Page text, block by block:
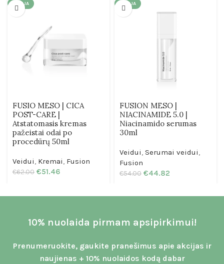
AKCIJA
FUSIO MESO | CICA
POST-CARE |
Atstatomasis kremas
pažeistai odai po
procedūrų 50ml
Veidui, Kremai, Fusion
€62.00 €51.46
AKCIJA
FUSION MESO |
NIACINAMIDE 5.0 |
Niacinamido serumas
30ml
Veidui, Serumai veidui,
Fusion
€54.00 €44.82
10% nuolaida pirmam apsipirkimui!
Prenumeruokite, gaukite pranešimus apie akcijas ir
naujienas + 10% nuolaidos kodą dabar